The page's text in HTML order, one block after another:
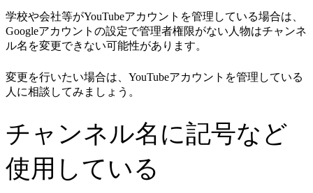
学校や会社等がYouTubeアカウントを管理している場合は、
Googleアカウントの設定で管理者権限がない人物はチャンネ
ル名を変更できない可能性があります。
変更を行いたい場合は、YouTubeアカウントを管理している
人に相談してみましょう。
チャンネル名に記号など
使用している